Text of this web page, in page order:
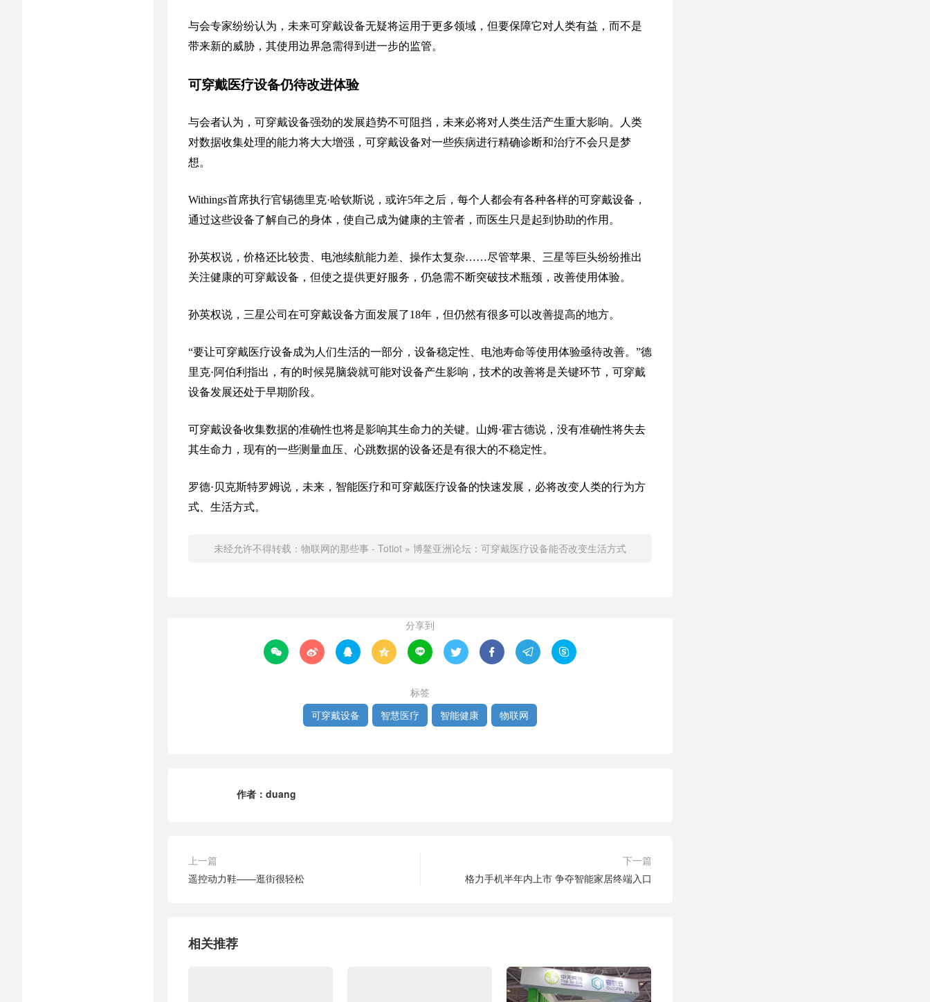
与会专家纷纷认为，未来可穿戴设备无疑将运用于更多领域，但要保障它对人类有益，而不是
带来新的威胁，其使用边界急需得到进一步的监管。
可穿戴医疗设备仍待改进体验
与会者认为，可穿戴设备强劲的发展趋势不可阻挡，未来必将对人类生活产生重大影响。人类
对数据收集处理的能力将大大增强，可穿戴设备对一些疾病进行精确诊断和治疗不会只是梦
想。
Withings首席执行官锡德里克·哈钦斯说，或许5年之后，每个人都会有各种各样的可穿戴设备，
通过这些设备了解自己的身体，使自己成为健康的主管者，而医生只是起到协助的作用。
孙英权说，价格还比较贵、电池续航能力差、操作太复杂……尽管苹果、三星等巨头纷纷推出
关注健康的可穿戴设备，但使之提供更好服务，仍急需不断突破技术瓶颈，改善使用体验。
孙英权说，三星公司在可穿戴设备方面发展了18年，但仍然有很多可以改善提高的地方。
“要让可穿戴医疗设备成为人们生活的一部分，设备稳定性、电池寿命等使用体验亟待改善。”德
里克·阿伯利指出，有的时候晃脑袋就可能对设备产生影响，技术的改善将是关键环节，可穿戴
设备发展还处于早期阶段。
可穿戴设备收集数据的准确性也将是影响其生命力的关键。山姆·霍古德说，没有准确性将失去
其生命力，现有的一些测量血压、心跳数据的设备还是有很大的不稳定性。
罗德·贝克斯特罗姆说，未来，智能医疗和可穿戴医疗设备的快速发展，必将改变人类的行为方
式、生活方式。
未经允许不得转载： 物联网的那些事 - Totiot » 博鳌亚洲论坛：可穿戴医疗设备能否改变生活方式
分享到
        
标签
可穿戴设备
智慧医疗 智能健康 物联网
作者： duang
上一篇
遥控动力鞋——逛街很轻松
下一篇
格力手机半年内上市 争夺智能家居终端入口
相关推荐